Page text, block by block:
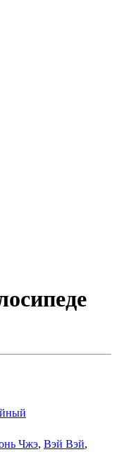
Чжэ, Вэй Вэй,